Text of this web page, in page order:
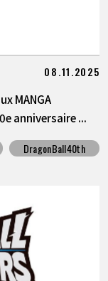
08.11.2025
MANGA
anniversaire ...
DragonBall40th